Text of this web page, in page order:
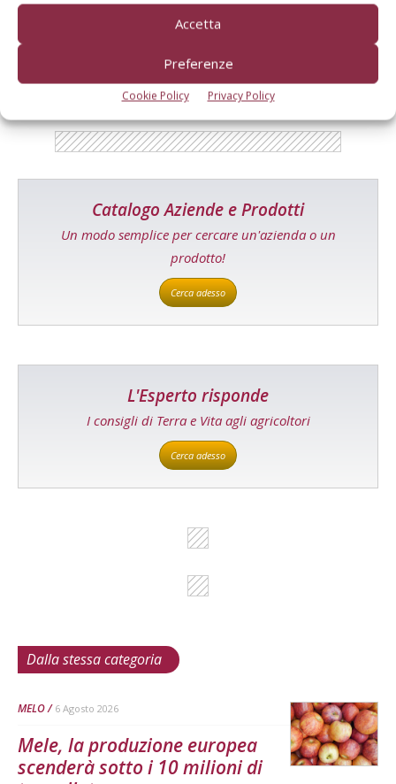
Accetta
Preferenze
Cookie Policy Privacy Policy
Catalogo Aziende e Prodotti
Un modo semplice per cercare un'azienda o un
prodotto!
Cerca adesso
L'Esperto risponde
I consigli di Terra e Vita agli agricoltori
Cerca adesso
Dalla stessa categoria
MELO 6 Agosto 2026
Mele, la produzione europea
scenderà sotto i 10 milioni di